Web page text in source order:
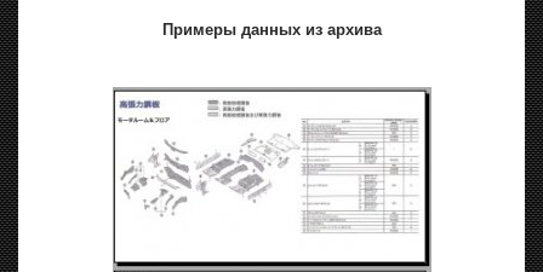
Примеры данных из архива